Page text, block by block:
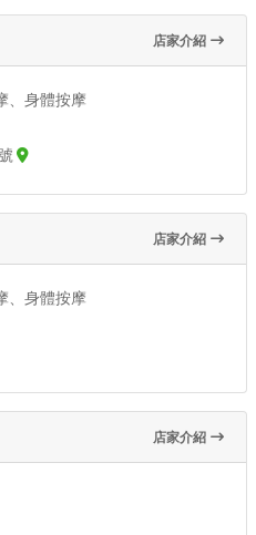
店家介紹
、身體按摩
店家介紹
、身體按摩
店家介紹